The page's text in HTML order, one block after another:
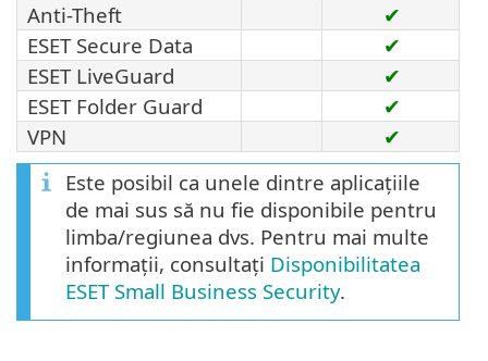
Anti-Theft
✔
ESET Secure Data
✔
ESET LiveGuard
✔
ESET Folder Guard
✔
VPN
✔
Este posibil ca unele dintre aplicațiile
de mai sus să nu fie disponibile pentru
limba/regiunea dvs. Pentru mai multe
informații, consultați Disponibilitatea
ESET Small Business Security.